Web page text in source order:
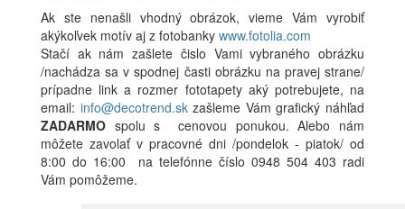
Ak ste nenašli vhodný obrázok, vieme Vám vyrobiť
akýkoľvek motív aj z fotobanky www.fotolia.com
Stačí ak nám zašlete čislo Vami vybraného obrázku
/nachádza sa v spodnej časti obrázku na pravej strane/
prípadne link a rozmer fototapety aký potrebujete, na
email: info@decotrend.skzašleme Vám grafický náhľad
ZADARMO spolu s cenovou ponukou. Alebo nám
môžete zavolať v pracovné dni /pondelok - piatok/ od
8:00 do 16:00 na telefónne číslo 0948 504 403 radi
Vám pomôžeme.